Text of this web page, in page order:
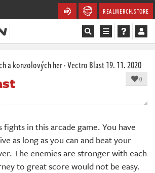
REALMERCH.STORE
a konzolových her·Vectro Blast19. 11. 2020
0
in this arcade game. You have
as long as you can and beat your
The enemies are stronger with each
to great score would not be easy.